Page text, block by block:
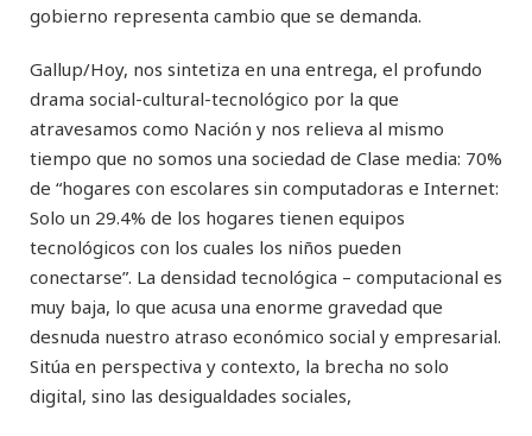
gobierno representa cambio que se demanda.
Gallup/Hoy, nos sintetiza en una entrega, el profundo
drama social-cultural-tecnológico por la que
atravesamos como Nación y nos relieva al mismo
tiempo que no somos una sociedad de Clase media: 70%
de “hogares con escolares sin computadoras e Internet:
Solo un 29.4% de los hogares tienen equipos
tecnológicos con los cuales los niños pueden
conectarse”. La densidad tecnológica – computacional es
muy baja, lo que acusa una enorme gravedad que
desnuda nuestro atraso económico social y empresarial.
Sitúa en perspectiva y contexto, la brecha no solo
digital, sino las desigualdades sociales,